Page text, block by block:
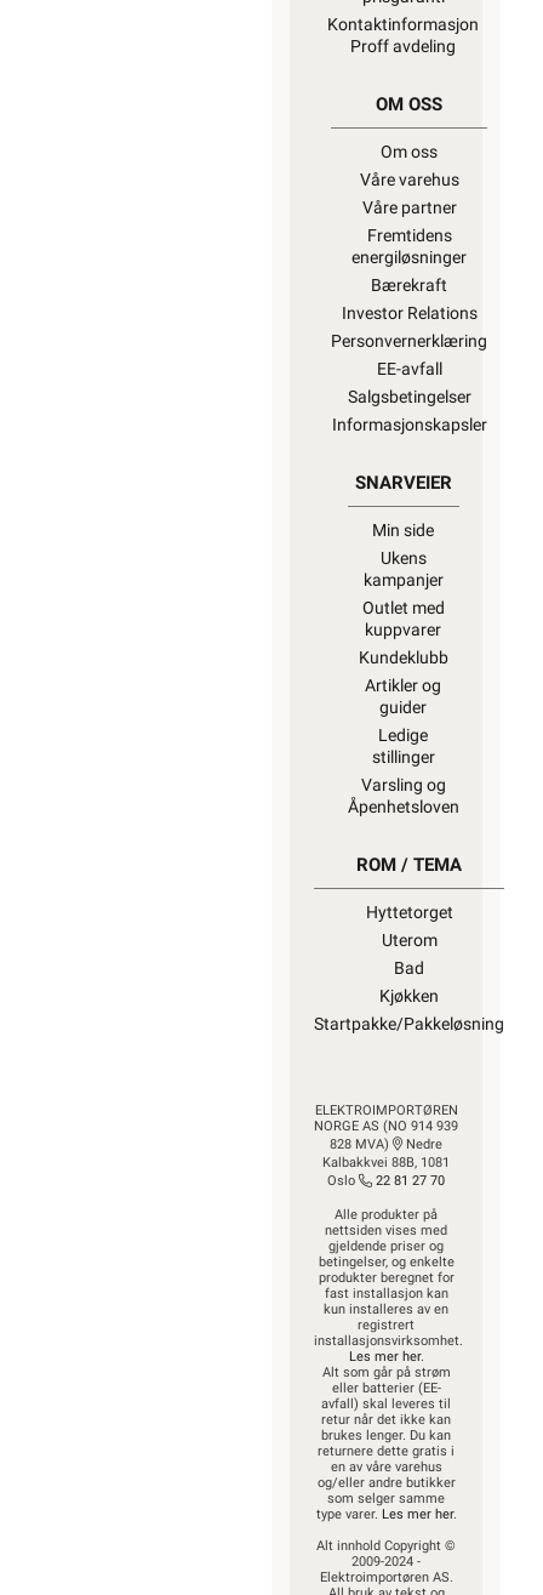
Kontaktinformasjon
Proff avdeling
OM OSS
Om oss
Våre varehus
Våre partner
Fremtidens
energiløsninger
Bærekraft
Investor Relations
Personvernerklæring
EE-avfall
Salgsbetingelser
Informasjonskapsler
SNARVEIER
Min side
Ukens
kampanjer
Outlet med
kuppvarer
Kundeklubb
Artikler og
guider
Ledige
stillinger
Varsling og
Åpenhetsloven
ROM / TEMA
Hyttetorget
Uterom
Bad
Kjøkken
Startpakke/Pakkeløsning
ELEKTROIMPORTØREN
NORGE AS (NO 914 939
828 MVA)
Nedre
Kalbakkvei 88B, 1081
Oslo
22 81 27 70
Alle produkter på
nettsiden vises med
gjeldende priser og
betingelser, og enkelte
produkter beregnet for
fast installasjon kan
kun installeres av en
registrert
installasjonsvirksomhet.
Les mer her.
Alt som går på strøm
eller batterier (EE-
avfall) skal leveres til
retur når det ikke kan
brukes lenger. Du kan
returnere dette gratis i
en av våre varehus
og/eller andre butikker
som selger samme
type varer. Les mer her.
Alt innhold Copyright ©
2009-2024 -
Elektroimportøren AS.